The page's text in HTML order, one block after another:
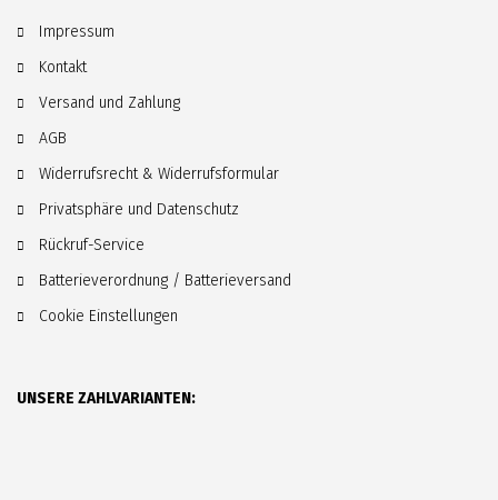
Impressum
Kontakt
Versand und Zahlung
AGB
Widerrufsrecht & Widerrufsformular
Privatsphäre und Datenschutz
Rückruf-Service
Batterieverordnung / Batterieversand
Cookie Einstellungen
UNSERE ZAHLVARIANTEN: